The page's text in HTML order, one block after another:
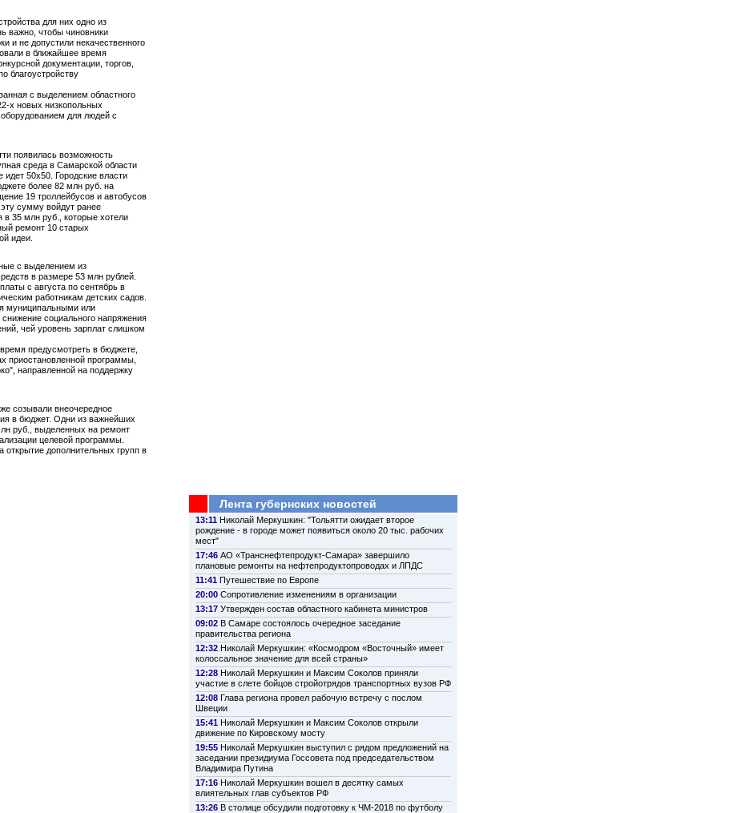
для них одно из
важно, чтобы чиновники
и не допустили некачественного
в ближайшее время
документации, торгов,
благоустройству
с выделением областного
х новых низкопольных
для людей с
появилась возможность
среда в Самарской области
50х50. Городские власти
более 82 млн руб. на
19 троллейбусов и автобусов
сумму войдут ранее
в 35 млн руб., которые хотели
ремонт 10 старых
идеи.
с выделением из
в размере 53 млн рублей.
с августа по сентябрь в
работникам детских садов.
муниципальными или
социального напряжения
чей уровень зарплат слишком
предусмотреть в бюджете,
приостановленной программы,
направленной на поддержку
созывали внеочередное
в бюджет. Одни из важнейших
руб., выделенных на ремонт
целевой программы.
дополнительных групп в
Лента губернских новостей
13:11 Николай Меркушкин: "Тольятти ожидает второе
рождение - в городе может появиться около 20 тыс. рабочих
мест"
17:46 АО «Транснефтепродукт-Самара» завершило
плановые ремонты на нефтепродуктопроводах и ЛПДС
11:41 Путешествие по Европе
20:00 Сопротивление изменениям в организации
13:17 Утвержден состав областного кабинета министров
09:02 В Самаре состоялось очередное заседание
правительства региона
12:32 Николай Меркушкин: «Космодром «Восточный» имеет
колоссальное значение для всей страны»
12:28 Николай Меркушкин и Максим Соколов приняли
участие в слете бойцов стройотрядов транспортных вузов РФ
12:08 Глава региона провел рабочую встречу с послом
Швеции
15:41 Николай Меркушкин и Максим Соколов открыли
движение по Кировскому мосту
19:55 Николай Меркушкин выступил с рядом предложений на
заседании президиума Госсовета под председательством
Владимира Путина
17:16 Николай Меркушкин вошел в десятку самых
влиятельных глав субъектов РФ
13:26 В столице обсудили подготовку к ЧМ-2018 по футболу